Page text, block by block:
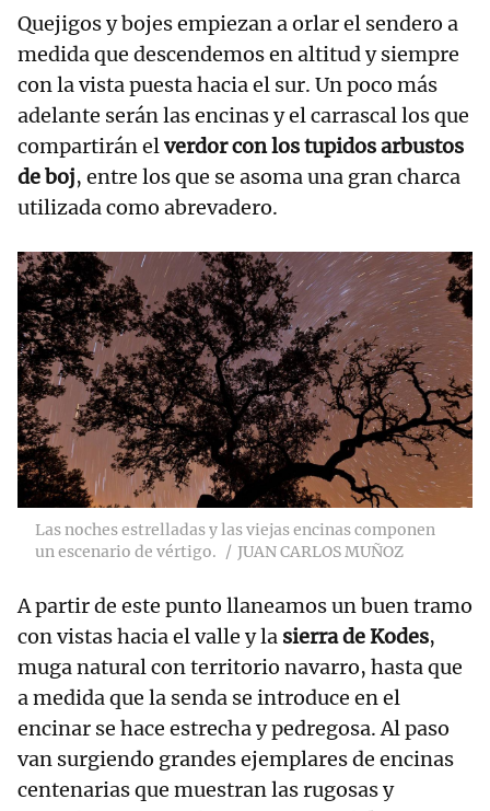
Quejigos y bojes empiezan a orlar el sendero a
medida que descendemos en altitud y siempre
con la vista puesta hacia el sur. Un poco más
adelante serán las encinas y el carrascal los que
compartirán elverdor con los tupidos arbustos
de boj, entre los que se asoma una gran charca
utilizada como abrevadero.
Las noches estrelladas y las viejas encinas componen
un escenario de vértigo.
JUAN CARLOS MUÑOZ
A partir de este punto llaneamos un buen tramo
con vistas hacia el valle y la sierra de Kodes,
muga natural con territorio navarro, hasta que
a medida que la senda se introduce en el
encinar se hace estrecha y pedregosa. Al paso
van surgiendo grandes ejemplares de encinas
centenarias que muestran las rugosas y